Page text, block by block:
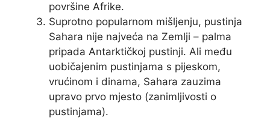
površine Afrike.
Suprotno popularnom mišljenju, pustinja
Sahara nije najveća na Zemlji – palma
pripada Antarktičkoj pustinji. Ali među
uobičajenim pustinjama s pijeskom,
vrućinom i dinama, Sahara zauzima
upravo prvo mjesto (zanimljivosti o
pustinjama).